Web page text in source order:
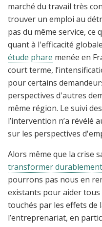
marché du travail très
trouver un emploi au
pas du même service, ce
quant à l'efficacité
étude phare menée en
court terme,
pour certains
perspectives d'autres
même région. Le suivi
l’intervention n’a révélé
sur les perspectives
Alors même que la crise
transformer
pourrons pas nous en
existants pour aider tous
touchés par les effets de
l’entreprenariat, en